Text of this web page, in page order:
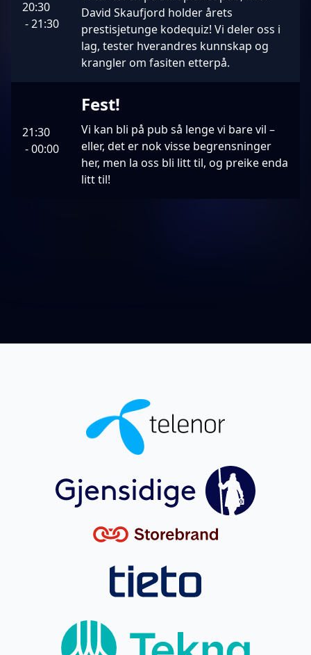
20:30
-21:30
David Skaufjord holder årets
prestisjetunge kodequiz! Vi deler oss i
lag, tester hverandres kunnskap og
krangler om fasiten etterpå.
21:30
-00:00
Fest!
Vi kan bli på pub så lenge vi bare vil –
eller, det er nok visse begrensninger
her, men la oss bli litt til, og preike enda
litt til!